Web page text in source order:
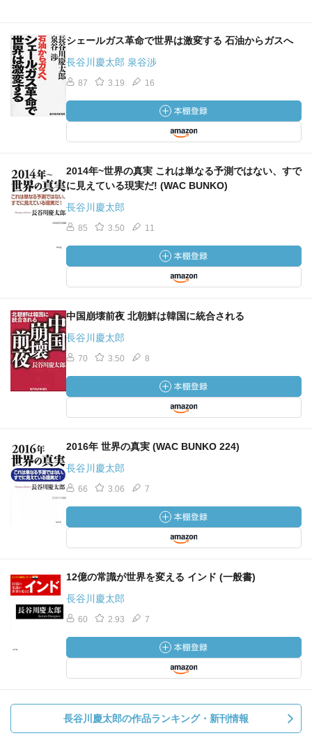
シェールガス革命で世界は激変する 石油からガスへ
長谷川慶太郎 泉谷渉
87 3.19 16
2014年~世界の真実 これは単なる予測ではない、すで
に見えている現実だ! (WAC BUNKO)
長谷川慶太郎
85 3.50 11
中国崩壊前夜 北朝鮮は韓国に統合される
長谷川慶太郎
70 3.50 8
2016年 世界の真実 (WAC BUNKO 224)
長谷川慶太郎
66 3.06 7
12億の常識が世界を変える インド (一般書)
長谷川慶太郎
60 2.93 7
長谷川慶太郎の作品ランキング・新刊情報